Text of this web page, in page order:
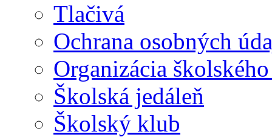
Tlačivá
Ochrana osobných
Organizácia
Školská jedáleň
Školský klub